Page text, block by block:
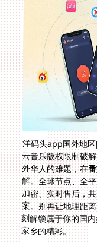
洋码头app国外地
云音乐版权限制破
外华人的难题，在
家乡的精彩。